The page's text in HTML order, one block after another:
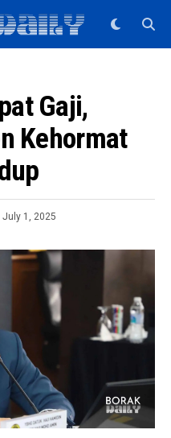
Gaji,
Kehormat
July 1, 2025